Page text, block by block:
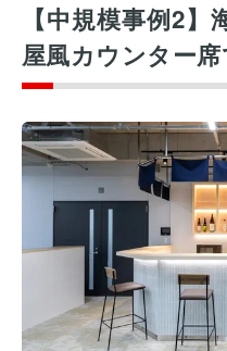
【中規模事例2
屋風カウンター